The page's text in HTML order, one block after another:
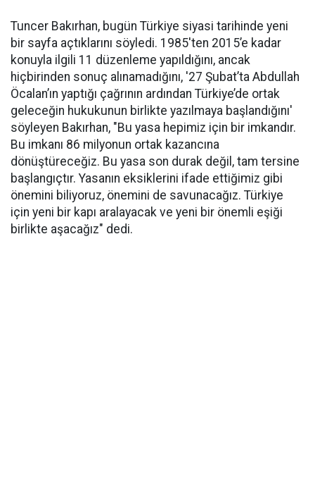
Tuncer Bakırhan, bugün Türkiye siyasi tarihinde yeni
bir sayfa açtıklarını söyledi. 1985'ten 2015’e kadar
konuyla ilgili 11 düzenleme yapıldığını, ancak
hiçbirinden sonuç alınamadığını, '27 Şubat’ta Abdullah
Öcalan’ın yaptığı çağrının ardından Türkiye’de ortak
geleceğin hukukunun birlikte yazılmaya başlandığını'
söyleyen Bakırhan, "Bu yasa hepimiz için bir imkandır.
Bu imkanı 86 milyonun ortak kazancına
dönüştüreceğiz. Bu yasa son durak değil, tam tersine
başlangıçtır. Yasanın eksiklerini ifade ettiğimiz gibi
önemini biliyoruz, önemini de savunacağız. Türkiye
için yeni bir kapı aralayacak ve yeni bir önemli eşiği
birlikte aşacağız" dedi.